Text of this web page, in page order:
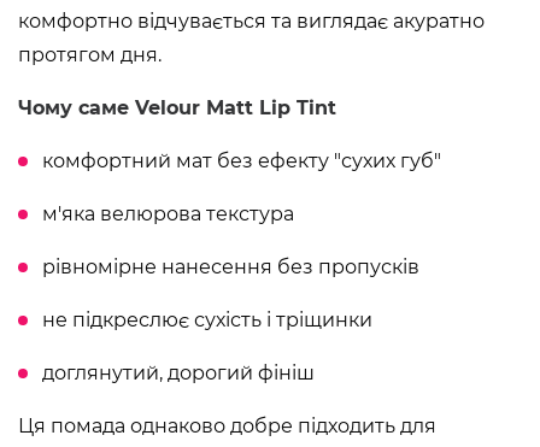
комфортно відчувається та виглядає акуратно
протягом дня.
Чому саме Velour Matt Lip Tint
комфортний мат без ефекту "сухих губ"
м'яка велюрова текстура
рівномірне нанесення без пропусків
не підкреслює сухість і тріщинки
доглянутий, дорогий фініш
Ця помада однаково добре підходить для